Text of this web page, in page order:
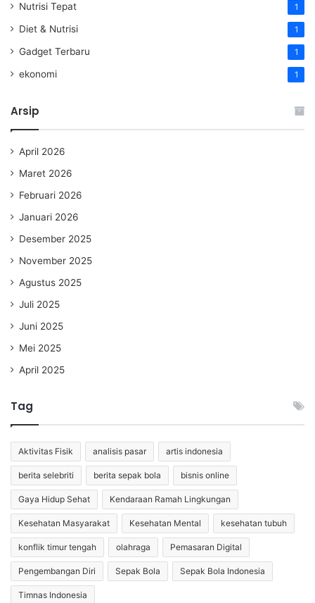
Nutrisi Tepat 1
Diet & Nutrisi 1
Gadget Terbaru 1
ekonomi 1
Arsip
April 2026
Maret 2026
Februari 2026
Januari 2026
Desember 2025
November 2025
Agustus 2025
Juli 2025
Juni 2025
Mei 2025
April 2025
Tag
Aktivitas Fisik analisis pasar artis indonesia
berita selebriti berita sepak bola bisnis online
Gaya Hidup Sehat Kendaraan Ramah Lingkungan
Kesehatan Masyarakat Kesehatan Mental kesehatan tubuh
konflik timur tengah olahraga Pemasaran Digital
Pengembangan Diri Sepak Bola Sepak Bola Indonesia
Timnas Indonesia